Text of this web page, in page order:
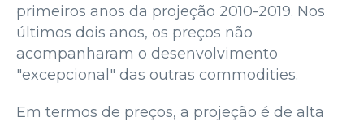
primeiros anos da projeção 2010-2019. Nos
últimos dois anos, os preços não
acompanharam o desenvolvimento
"excepcional" das outras commodities.
Em termos de preços, a projeção é de alta